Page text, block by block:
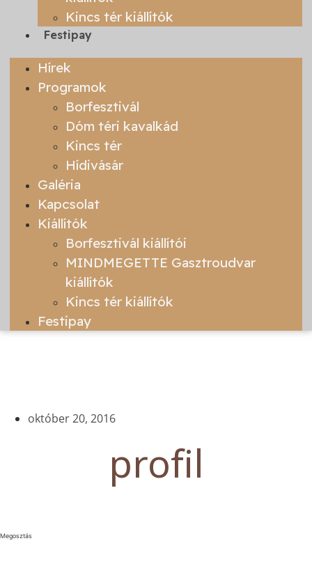
Kincs tér kiállítók
Festipay
Hírek
Programok
Borfesztivál
Dóm téri kavalkád
Kincs tér
Hídivásár
Galéria
Kapcsolat
Kiállítók
Borfesztivál kiállítói
MINDMEGETTE Gasztroudvar
kiállítók
Kincs tér kiállítók
Festipay
október 20, 2016
profil
Megosztás